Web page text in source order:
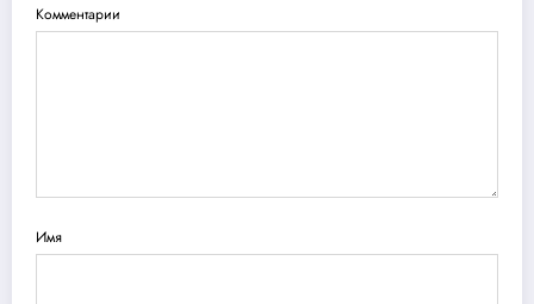
Комментарии
Имя